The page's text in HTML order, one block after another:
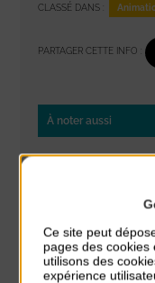
CLASSÉ DANS :
PARTAGER CETTE INFO :
À noter aussi
Réveil musculaire
Stretching
du 3 Août au 7 Août
Plage du passous
Ce site peut
pages des cookies
utilisons des
expérience